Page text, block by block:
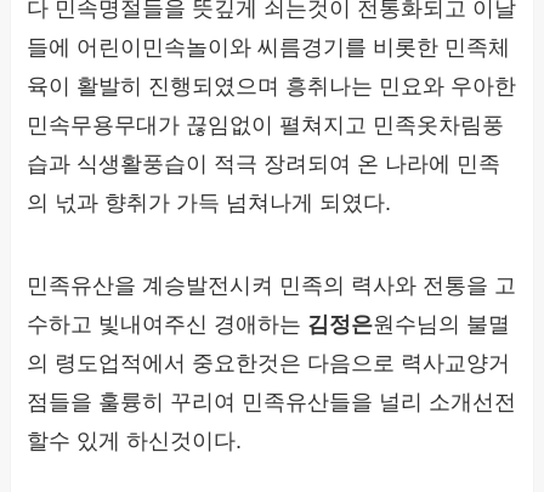
다 민속명절들을 뜻깊게 쇠는것이 전통화되고 이날
들에 어린이민속놀이와 씨름경기를 비롯한 민족체
육이 활발히 진행되였으며 흥취나는 민요와 우아한
민속무용무대가 끊임없이 펼쳐지고 민족옷차림풍
습과 식생활풍습이 적극 장려되여 온 나라에 민족
의 넋과 향취가 가득 넘쳐나게 되였다.
민족유산을 계승발전시켜 민족의 력사와 전통을 고
수하고 빛내여주신 경애하는 김정은원수님의 불멸
의 령도업적에서 중요한것은 다음으로 력사교양거
점들을 훌륭히 꾸리여 민족유산들을 널리 소개선전
할수 있게 하신것이다.